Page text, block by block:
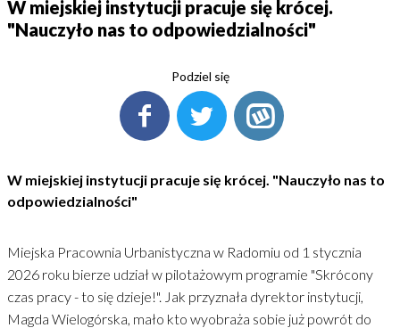
W miejskiej instytucji pracuje się krócej.
"Nauczyło nas to odpowiedzialności"
Podziel się
W miejskiej instytucji pracuje się krócej. "Nauczyło nas to
odpowiedzialności"
Miejska Pracownia Urbanistyczna w Radomiu od 1 stycznia
2026 roku bierze udział w pilotażowym programie "Skrócony
czas pracy - to się dzieje!". Jak przyznała dyrektor instytucji,
Magda Wielogórska, mało kto wyobraża sobie już powrót do